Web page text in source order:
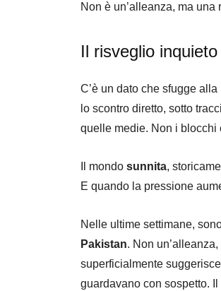
Non è un’alleanza, ma
Il risveglio
C’è un dato che sfugge
lo scontro diretto, sotto
quelle medie. Non i blocchi
Il mondo sunnita,
E quando la pressione
Nelle ultime settimane,
Pakistan. Non
superficialmente
guardavano con sospetto.